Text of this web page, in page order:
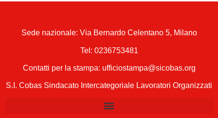
Sede nazionale: Via Bernardo Celentano 5, Milano
Tel: 0236753481
Contatti per la stampa: ufficiostampa@sicobas.org
S.I. Cobas Sindacato Intercategoriale Lavoratori Organizzati